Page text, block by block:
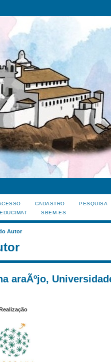
CADASTRO
PESQUISA
SBEM-ES
Autor
araÃºjo,
Realização